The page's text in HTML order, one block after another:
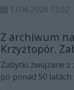
która nie tylko
talenty oraz tworzy
zaangażowaniu
mieszkańcy mogą
inicjatyw
17.06.2026 13:02
Z archiwum
Krzyżtopór.
gdzie je
Zabytki związane
po ponad 50